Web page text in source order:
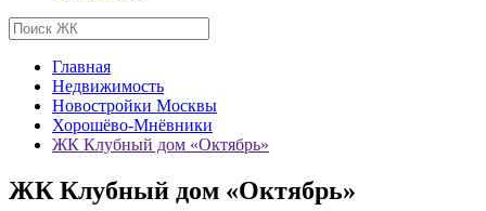
Главная
Недвижимость
Новостройки Москвы
Хорошёво-Мнёвники
ЖК Клубный дом «Октябрь»
ЖК Клубный дом «Октябрь»